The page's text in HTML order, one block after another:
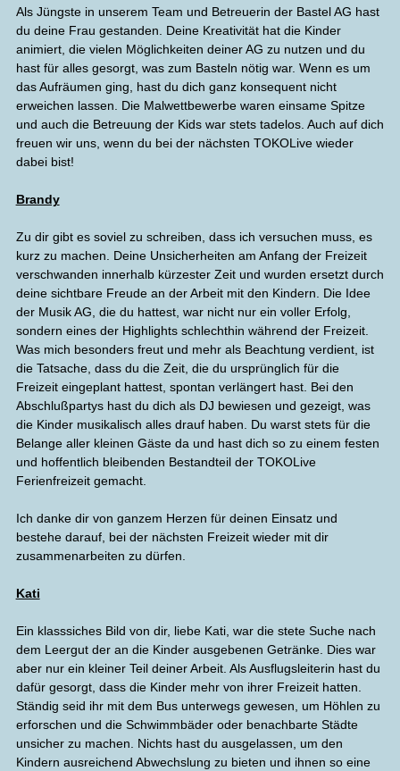
Als Jüngste in unserem Team und Betreuerin der Bastel AG hast
du deine Frau gestanden. Deine Kreativität hat die Kinder
animiert, die vielen Möglichkeiten deiner AG zu nutzen und du
hast für alles gesorgt, was zum Basteln nötig war. Wenn es um
das Aufräumen ging, hast du dich ganz konsequent nicht
erweichen lassen. Die Malwettbewerbe waren einsame Spitze
und auch die Betreuung der Kids war stets tadelos. Auch auf dich
freuen wir uns, wenn du bei der nächsten TOKOLive wieder
dabei bist!
Brandy
Zu dir gibt es soviel zu schreiben, dass ich versuchen muss, es
kurz zu machen. Deine Unsicherheiten am Anfang der Freizeit
verschwanden innerhalb kürzester Zeit und wurden ersetzt durch
deine sichtbare Freude an der Arbeit mit den Kindern. Die Idee
der Musik AG, die du hattest, war nicht nur ein voller Erfolg,
sondern eines der Highlights schlechthin während der Freizeit.
Was mich besonders freut und mehr als Beachtung verdient, ist
die Tatsache, dass du die Zeit, die du ursprünglich für die
Freizeit eingeplant hattest, spontan verlängert hast. Bei den
Abschlußpartys hast du dich als DJ bewiesen und gezeigt, was
die Kinder musikalisch alles drauf haben. Du warst stets für die
Belange aller kleinen Gäste da und hast dich so zu einem festen
und hoffentlich bleibenden Bestandteil der TOKOLive
Ferienfreizeit gemacht.
Ich danke dir von ganzem Herzen für deinen Einsatz und
bestehe darauf, bei der nächsten Freizeit wieder mit dir
zusammenarbeiten zu dürfen.
Kati
Ein klasssiches Bild von dir, liebe Kati, war die stete Suche nach
dem Leergut der an die Kinder ausgebenen Getränke. Dies war
aber nur ein kleiner Teil deiner Arbeit. Als Ausflugsleiterin hast du
dafür gesorgt, dass die Kinder mehr von ihrer Freizeit hatten.
Ständig seid ihr mit dem Bus unterwegs gewesen, um Höhlen zu
erforschen und die Schwimmbäder oder benachbarte Städte
unsicher zu machen. Nichts hast du ausgelassen, um den
Kindern ausreichend Abwechslung zu bieten und ihnen so eine